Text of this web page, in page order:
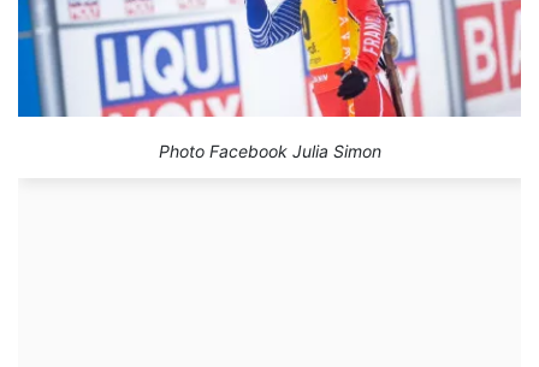
Photo Facebook Julia Simon